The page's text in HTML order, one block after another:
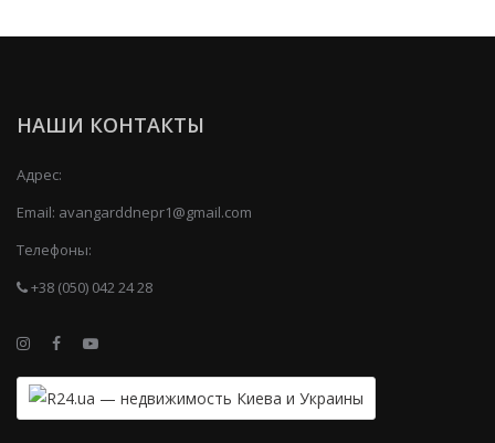
НАШИ КОНТАКТЫ
Адрес:
Email: avangarddnepr1@gmail.com
Телефоны:
+38 (050) 042 24 28